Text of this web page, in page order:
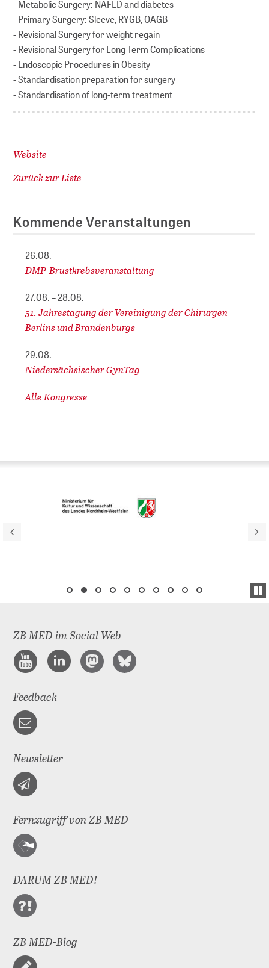
- Metabolic Surgery: NAFLD and diabetes
- Primary Surgery: Sleeve, RYGB, OAGB
- Revisional Surgery for weight regain
- Revisional Surgery for Long Term Complications
- Endoscopic Procedures in Obesity
- Standardisation preparation for surgery
- Standardisation of long-term treatment
Website
Zurück zur Liste
Kommende Veranstaltungen
26.08.
DMP-Brustkrebsveranstaltung
27.08. – 28.08.
51. Jahrestagung der Vereinigung der Chirurgen
Berlins und Brandenburgs
29.08.
Niedersächsischer GynTag
Alle Kongresse
ZB MED im Social Web
Feedback
Newsletter
Fernzugriff von ZB MED
DARUM ZB MED!
ZB MED-Blog